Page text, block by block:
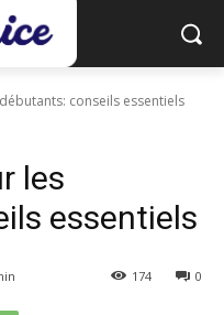
conseils essentiels
les
essentiels
0
174